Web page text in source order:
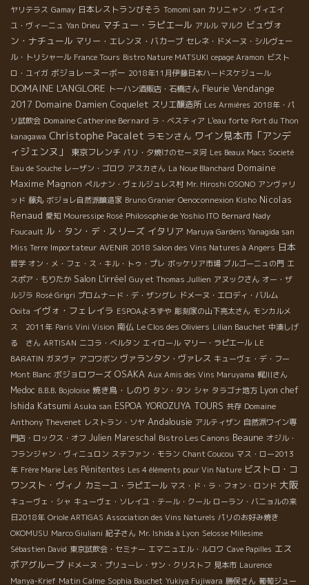
ヤリテラス Gamay 日本レストランびそう Tomomi san カリニャン・ヴィエイ
ユ・ヴィーニュ Yan Drieu マチュー・ラピエール アルル マルク ビュヴォ
ン・ナチュール マリー・エレンヌ・バカーブ セレネ・ドメーヌ・シルヴェー
ル・トリシャール France Tours Bistro Nature MATSUKI cepage Aramon ビスト
ロ・ユイガ ボジョレーヌーボー 2018年11月伊藤日本ハードスケジュール
DOMAINE L'ANGLORE トーハン酒販店・石橋さん Fleurie Vendange
2017 Domaine Damien Coquelet スリエ醸造所 Les Armières 2018年・パ
リ試飲会 Domaine Catherine Bernard ラ・ベスティア L'eau forte Port du Thon
kanagawa Christophe Pacalet ラモンさん ワイン見本市「アンデ
ィジェンヌ」
東京フレンチ パリ・夕焼けのセーヌ河 Les Beaux Macs Societé
Eau de Souche レーザン・ゴロワ アスカさん La Noue Blanchard Domaine
Maxime Magnon ぺルナン・ヴェルジュレス村 Mr. Hiroshi OSONO アンヴァリ
ッド 藤丸 ボジョレ自然派醸造家 Bruno Granier Oenoconnexion Kisho Nicolas
Renaud 愛知 Mouressipe Rosé Philosophie de Yoshio ITO Bernard Nady
Foucault ル・タン・デ・スリーズ イタリア Maruya Gardens Yanagida san
Miss Terre Importateur AVENIR 2018 Salon des Vins Natures à Angers 日本
哲学 オン・メ・フェ・ス・キル・トゥ・プレ ボッケリア市場 ブルゴーニュの門 エ
スポア・もりたか Salon L'irréel Guy et Thomas Jullien アヌックさん オー・ザ
ルジラ Rosé Grigri プロムナード・デ・ザングレ ドメーヌ・エロディ・バルム
Ooita イヴォ・フェレイラ ESPOAよろずや 彫刻家の山下亮太さん モンカルメ
ス 2011年 Paris Vini Vision 南仏 Le Clos des Oliviers Lilian Bauchet 中湊しげ
る さん ARTISAN ニコラ・ベルタン エイロール マリー・ラピエール LE
BARATIN ガヌヴァ アコワボン ヴァランタン・ヴァレス キューヴェ・デ・フー
Mont Blanc ボジョロワーズ OSAKA Aux Amis des Vins Maruyama 梶川さん
Medoc B.B.B. Bojoloise 焼き鳥・しのり タン・タン シャ タラゴナ地方 Lyon chef
Ishida Katsumi Asuka san ESPOA YOROZUYA TOURS 共存 Domaine
Anthony Thevenet レストラン・ソヤ Andalousie アルティザン 自然派ワイン専
門店・ロックス・オフ Julien Mareschal Bistro Les Canons Beaune オジル・
フランジャン・ヴィニュロン ステファン・モラン Chant Coucou マス・ロー2013
年 Frère Marie Les Pénitentes Les 4 éléments pour Vin Nature ビストロ・コ
ワンスト・ヴィノ カミーユ・ラピエール マス・ド・ラ・フォン・ロンド 大阪
キューヴェ・シャ キューヴェ・ソレイユ・テール・クール ローラン・バニョルの来
日2018年 Oriole ARTIGAS Association des Vins Naturels パリのお好み焼き
OKOMUSU Marco Giuliani 紀子さん Mr. Ishida à Lyon Selosse Millesime
Sébastien David 東京試飲会・セミナー エマニュエル・ルロワ Cave Papilles エス
ポアグループ ドメーヌ・プリューレ・サン・クリストフ 見本市 Laurence
Manya-Krief Matin Calme Sophia Bauchet Yukiya Fujiwara 勝俣さん 葡萄ジュー